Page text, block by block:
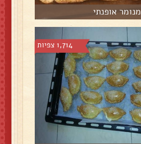
מנומר אופנתי
1,714 צפיות